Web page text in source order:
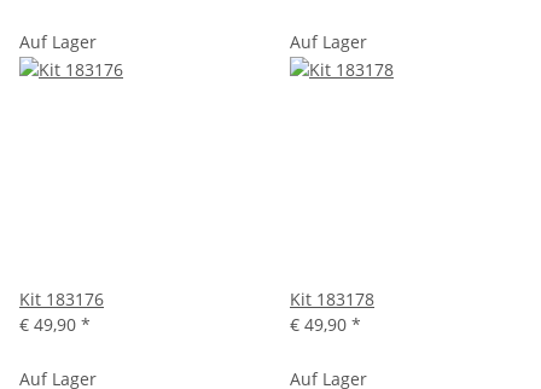
Auf Lager
Kit 183176
€ 49,90 *
Auf Lager
Kit 183178
€ 49,90 *
Auf Lager Auf Lager